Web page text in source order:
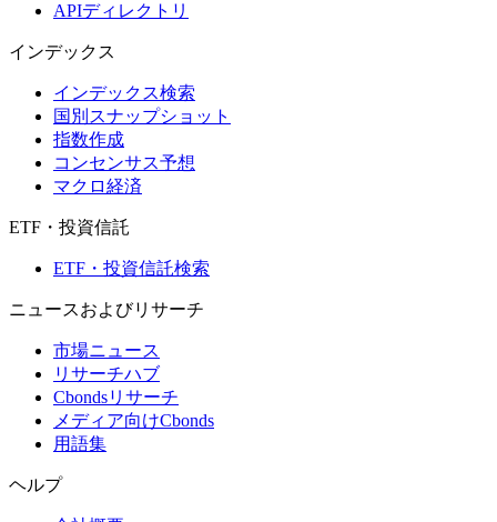
APIディレクトリ
インデックス
インデックス検索
国別スナップショット
指数作成
コンセンサス予想
マクロ経済
ETF・投資信託
ETF・投資信託検索
ニュースおよびリサーチ
市場ニュース
リサーチハブ
Cbondsリサーチ
メディア向けCbonds
用語集
ヘルプ